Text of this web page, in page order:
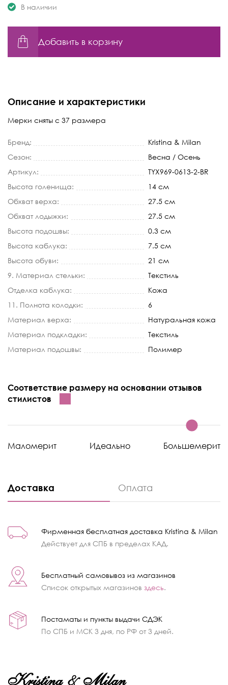
В наличии
Добавить в корзину
Описание и характеристики
Мерки сняты с 37 размера
Бренд:
Kristina & Milan
Сезон:
Весна / Осень
Артикул:
TYX969-0613-2-BR
Высота голенища:
14 см
Обхват верха:
27.5 см
Обхват лодыжки:
27.5 см
Высота подошвы:
0.3 см
Высота каблука:
7.5 см
Высота обуви:
21 см
9. Материал стельки:
Текстиль
Отделка каблука:
Кожа
11. Полнота колодки:
6
Материал верха:
Натуральная кожа
Материал подкладки:
Текстиль
Материал подошвы:
Полимер
Соответствие размеру на основании отзывов
стилистов
Маломерит Идеально Большемерит
Доставка Оплата
Фирменная бесплатная доставка Kristina & Milan
Действует для СПБ в пределах КАД.
Бесплатный самовывоз из магазинов
Список открытых магазинов здесь.
Постаматы и пункты выдачи СДЭК
По СПБ и МСК 3 дня, по РФ от 3 дней.